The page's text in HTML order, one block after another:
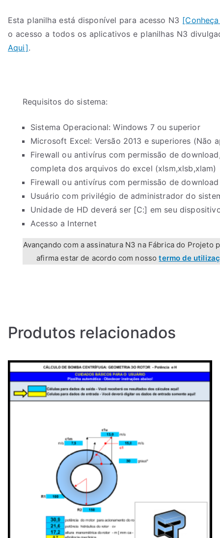
Esta planilha está disponível para acesso N3
o acesso a todos os aplicativos e planilhas N3
Aqui].
Requisitos do sistema:
Sistema Operacional: Windows 7 ou superior
Microsoft Excel: Versão 2013 e superiores (Não
Firewall ou antivírus com permissão de
completa dos arquivos do excel (xlsm,xlsb,xlam)
Firewall ou antivírus com permissão de
Usuário com privilégio de administrador do
Unidade de HD deverá ser [C:] em seu
Acesso a Internet
Avançando com a assinatura N3 na Fábrica do Projeto
afirma estar de acordo com nossotermo de
Produtos relacionados